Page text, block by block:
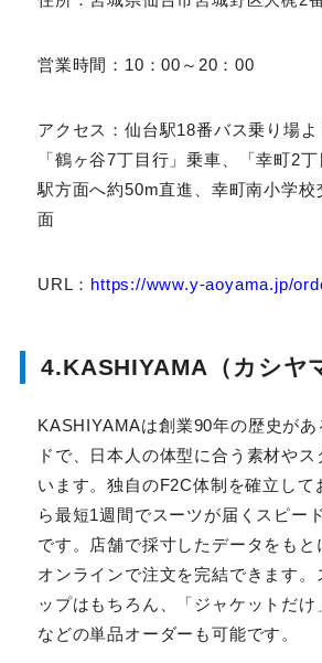
営業時間：10：00～20：00
アクセス：仙台駅18番バス乗り場よ
約50m直進、幸町南小学校交差点左
4.KASHIYAMA（カシヤ
KASHIYAMAは創業90年の歴史が
ドで、日本人の体型に合う素材やスタ
ます。独自のF2C体制を確立しており
短1週間でスーツが届くスピード感が
店舗で採寸したデータをもとに、2回
ンで注文を完結できます。スーツのセ